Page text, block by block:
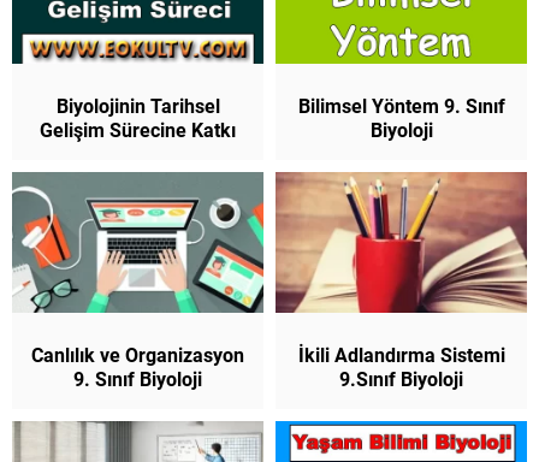
Biyolojinin Tarihsel
Gelişim Sürecine Katkı
9.Sınıf Biyoloji
Bilimsel Yöntem 9. Sınıf
Biyoloji
Canlılık ve Organizasyon
9. Sınıf Biyoloji
İkili Adlandırma Sistemi
9.Sınıf Biyoloji